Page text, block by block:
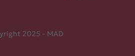
2025 - MAD